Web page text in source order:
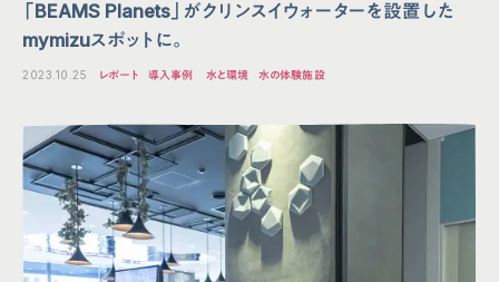
「BEAMS Planets」がクリンスイウォーターを設置した
mymizuスポットに。
2023.10.25 レポート 導入事例 水と環境 水の体験施設